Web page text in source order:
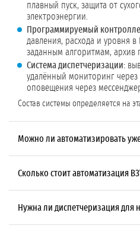
плавный пуск, защита от
электроэнергии.
Программируемый
давления, расхода и уровня
заданным алгоритмам, архив
Система диспетчеризации:
удалённый мониторинг
оповещения через
Состав системы определяется на
Можно ли автоматизировать
Да, мы автоматизируем
оборудования и предлагают
зависят от текущего состояния ВЗУ
Сколько стоит автоматизация
Стоимость зависит от масштаба
система с контроллером,
Нужна ли диспетчеризация для
Для скважины с одним насосом